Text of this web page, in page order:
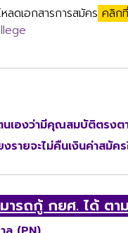
ลดเอกสารการสมัคร คลิก
องว่ามีคุณสมบัติตรงต
รายจะไม่คืนเงินค่าสมัค
ารถกู้ กยศ. ได้ ตา